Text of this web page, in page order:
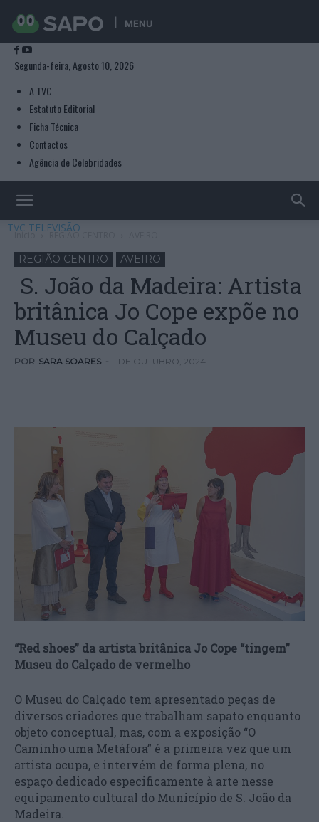
MENU
Segunda-feira, Agosto 10, 2026
A TVC
Estatuto Editorial
Ficha Técnica
Contactos
Agência de Celebridades
TVC TELEVISÃO
Início REGIÃO CENTRO
REGIÃO CENTRO AVEIRO
S. João da Madeira: Artista
britânica Jo Cope expõe no
Museu do Calçado
POR SARA SOARES - 1 DE OUTUBRO, 2024
“Red shoes” da artista britânica Jo Cope “tingem”
Museu do Calçado de vermelho
O Museu do Calçado tem apresentado peças de
diversos criadores que trabalham sapato enquanto
objeto conceptual, mas, com a exposição “O
Caminho uma Metáfora” é a primeira vez que um
artista ocupa, e intervém de forma plena, no
espaço dedicado especificamente à arte nesse
equipamento cultural do Município de S. João da
Madeira.